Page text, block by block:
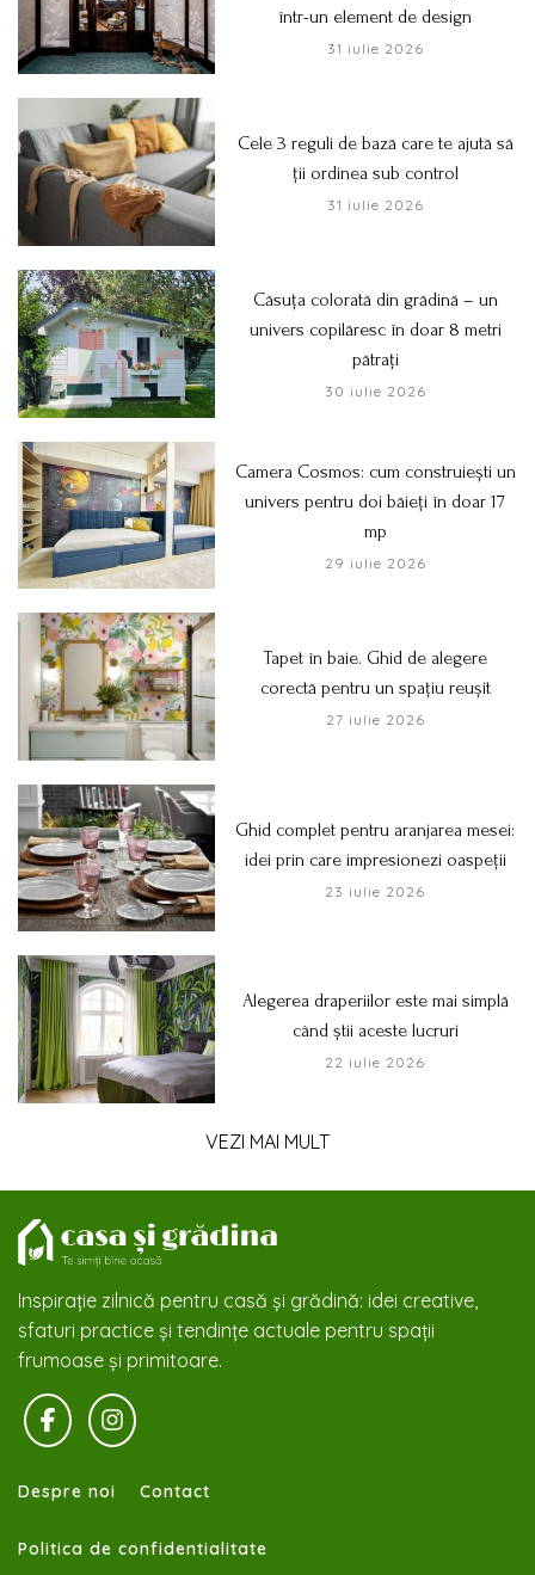
într-un element de design
31 iulie 2026
Cele 3 reguli de bază care te ajută să
ții ordinea sub control
31 iulie 2026
Căsuța colorată din grădină – un
univers copilăresc în doar 8 metri
pătrați
30 iulie 2026
Camera Cosmos: cum construiești un
univers pentru doi băieți în doar 17
mp
29 iulie 2026
Tapet în baie. Ghid de alegere
corectă pentru un spațiu reușit
27 iulie 2026
Ghid complet pentru aranjarea mesei:
idei prin care impresionezi oaspeții
23 iulie 2026
Alegerea draperiilor este mai simplă
când știi aceste lucruri
22 iulie 2026
VEZI MAI MULT
Inspirație zilnică pentru casă și grădină: idei creative,
sfaturi practice și tendințe actuale pentru spații
frumoase și primitoare.
Despre noi Contact
Politica de confidentialitate